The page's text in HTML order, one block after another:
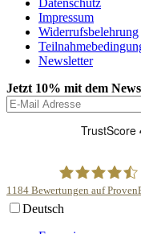
Datenschutz
Impressum
Widerrufsbelehrung
Newsletter
Jetzt 10% mit dem
1184 Bewertungen auf
Deutsch